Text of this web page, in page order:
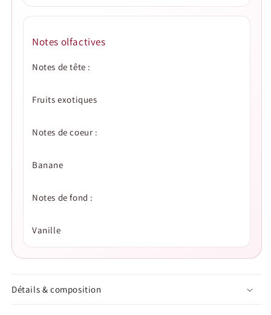
Notes olfactives
Notes de tête :
Fruits exotiques
Notes de coeur :
Banane
Notes de fond :
Vanille
Détails & composition